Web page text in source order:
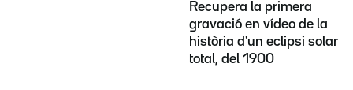
Recupera la primera
gravació en vídeo de la
història d'un eclipsi solar
total, del 1900